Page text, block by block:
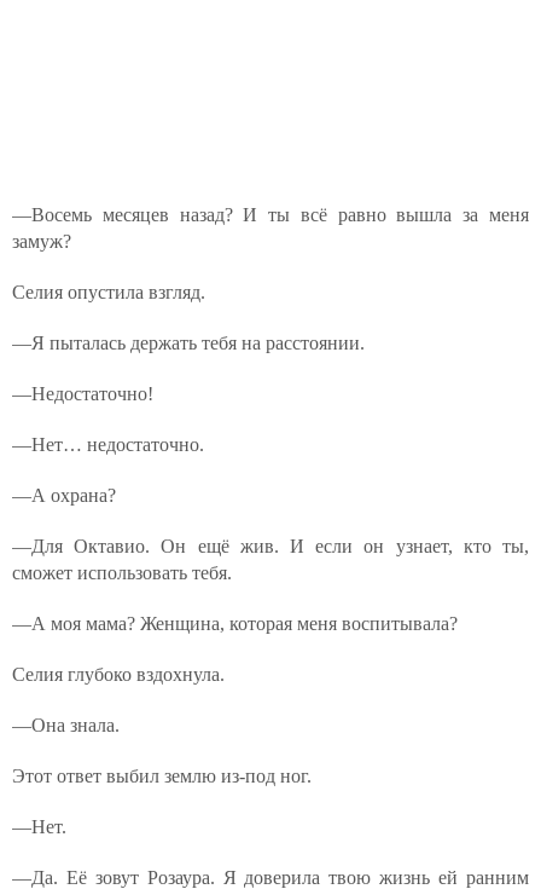
—Восемь месяцев назад? И ты всё равно вышла за меня
замуж?
Селия опустила взгляд.
—Я пыталась держать тебя на расстоянии.
—Недостаточно!
—Нет… недостаточно.
—А охрана?
—Для Октавио. Он ещё жив. И если он узнает, кто ты,
сможет использовать тебя.
—А моя мама? Женщина, которая меня воспитывала?
Селия глубоко вздохнула.
—Она знала.
Этот ответ выбил землю из-под ног.
—Нет.
—Да. Её зовут Розаура. Я доверила твою жизнь ей ранним